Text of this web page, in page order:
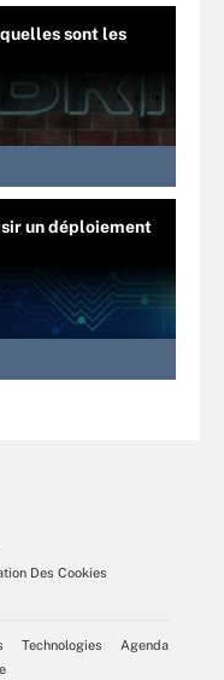
sont les
un déploiement
Des Cookies
Technologies
Agenda